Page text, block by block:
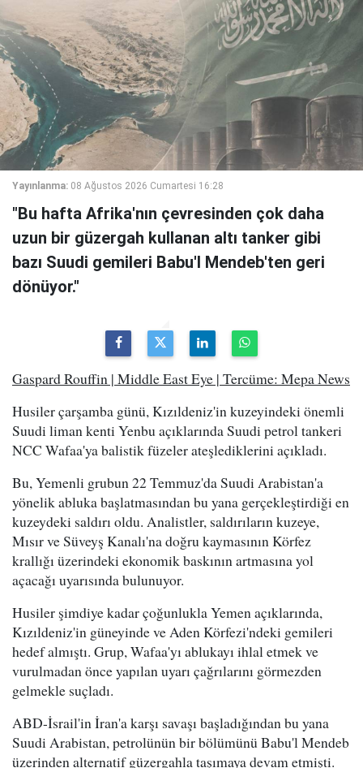
Yayınlanma: 08 Ağustos 2026 Cumartesi 16:28
"Bu hafta Afrika'nın çevresinden çok daha
uzun bir güzergah kullanan altı tanker gibi
bazı Suudi gemileri Babu'l Mendeb'ten geri
dönüyor."
Gaspard Rouffin | Middle East Eye | Tercüme: Mepa News
Husiler çarşamba günü, Kızıldeniz'in kuzeyindeki önemli
Suudi liman kenti Yenbu açıklarında Suudi petrol tankeri
NCC Wafaa'ya balistik füzeler ateşlediklerini açıkladı.
Bu, Yemenli grubun 22 Temmuz'da Suudi Arabistan'a
yönelik abluka başlatmasından bu yana gerçekleştirdiği en
kuzeydeki saldırı oldu. Analistler, saldırıların kuzeye,
Mısır ve Süveyş Kanalı'na doğru kaymasının Körfez
krallığı üzerindeki ekonomik baskının artmasına yol
açacağı uyarısında bulunuyor.
Husiler şimdiye kadar çoğunlukla Yemen açıklarında,
Kızıldeniz'in güneyinde ve Aden Körfezi'ndeki gemileri
hedef almıştı. Grup, Wafaa'yı ablukayı ihlal etmek ve
vurulmadan önce yapılan uyarı çağrılarını görmezden
gelmekle suçladı.
ABD-İsrail'in İran'a karşı savaşı başladığından bu yana
Suudi Arabistan, petrolünün bir bölümünü Babu'l Mendeb
üzerinden alternatif güzergahla taşımaya devam etmişti.